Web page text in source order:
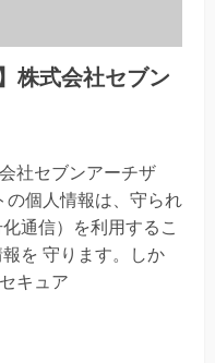
株式会社セブン
社セブンアーチザ
の個人情報は、守られ
通信）を利用するこ
を 守ります。しか
キュア